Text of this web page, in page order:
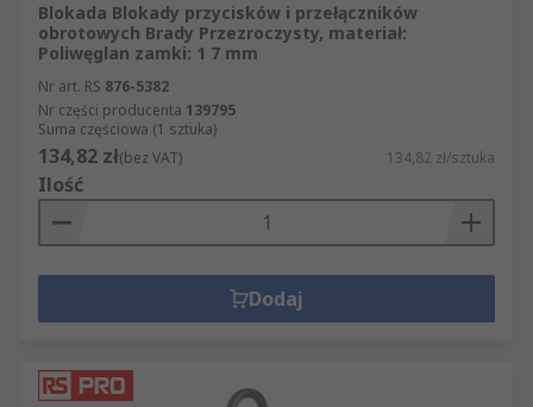
Blokada Blokady przycisków i przełączników
obrotowych Brady Przezroczysty, materiał:
Poliwęglan zamki: 1 7 mm
Nr art. RS 876-5382
Nr części producenta 139795
Suma częściowa (1 sztuka)
134,82 zł(bez VAT) 134,82 zł/sztuka
Ilość
Dodaj